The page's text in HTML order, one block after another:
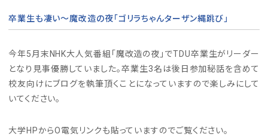
卒業生も凄い～魔改造の夜「ゴリラちゃんターザン縄跳び」
今年5月末NHK大人気番組「魔改造の夜」でTDU卒業生がリーダー
となり見事優勝していました。卒業生3名は後日参加秘話を含めて
校友向けにブログを執筆頂くことになっていますので楽しみにして
いてください。
大学HPからO電気リンクも貼っていますのでご覧ください。